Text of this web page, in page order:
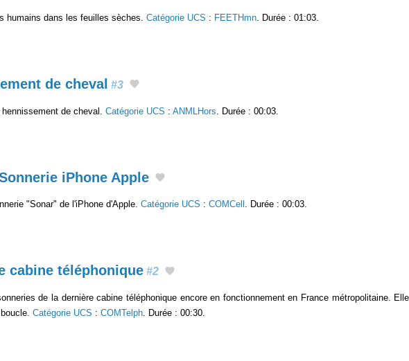
humains dans les feuilles sèches. Catégorie UCS : FEETHmn . Durée : 01:03.
de cheval #3
hennissement de cheval. Catégorie UCS : ANMLHors . Durée : 00:03.
iPhone Apple
"Sonar" de l'iPhone d'Apple. Catégorie UCS : COMCell . Durée : 00:03.
cabine téléphonique #2
de la dernière cabine téléphonique encore en fonctionnement en France métropolitaine.
Catégorie UCS : COMTelph. Durée : 00:30.